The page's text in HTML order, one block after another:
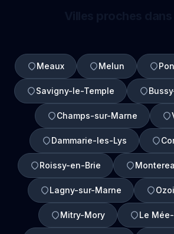
Meaux Melun
Savigny-le-Temple
Champs-sur-Marne
Dammarie-les-Lys
Roissy-en-Brie
Lagny-sur-Marne
Mitry-Mory Le